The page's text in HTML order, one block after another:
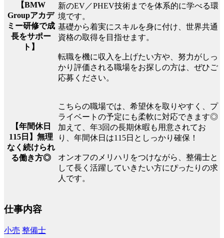
【BMW
Groupアカデ
ミー研修で成
長をサポー
ト】
新のEV／PHEV技術までを体系的に学べる環
境です。
基礎から着実にスキルを身に付け、世界共通
資格の取得を目指せます。
転職を機に収入を上げたい方や、努力がしっ
かり評価される職場をお探しの方は、ぜひご
応募ください。
【年間休日
115日】無理
なく続けられ
る働き方◎
こちらの職場では、希望休を取りやすく、プ
ライベートの予定にも柔軟に対応できます◎
加えて、年3回の長期休暇も用意されてお
り、年間休日は115日としっかり確保！
オンオフのメリハリをつけながら、整備士と
して長く活躍していきたい方にぴったりの求
人です。
仕事内容
小売 整備士